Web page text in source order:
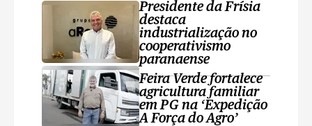
Presidente da Frísia
destaca
industrialização no
cooperativismo
paranaense
Feira Verde fortalece
agricultura familiar
em PG na ‘Expedição
A Força do Agro’